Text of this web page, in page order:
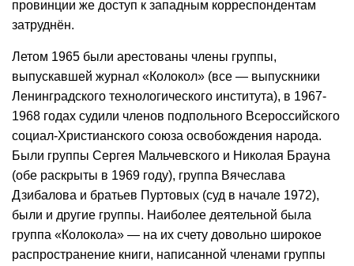
провинции же доступ к западным корреспондентам
затруднён.
Летом 1965 были арестованы члены группы,
выпускавшей журнал «Колокол» (все — выпускники
Ленинградского технологического института), в 1967-
1968 годах судили членов подпольного Всероссийского
социал-Христианского союза освобождения народа.
Были группы Сергея Мальчевского и Николая Брауна
(обе раскрыты в 1969 году), группа Вячеслава
Дзибалова и братьев Пуртовых (суд в начале 1972),
были и другие группы. Наиболее деятельной была
группа «Колокола» — на их счету довольно широкое
распространение книги, написанной членами группы